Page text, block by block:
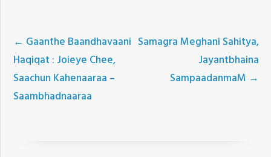
← Gaanthe Baandhavaani
Haqiqat : Joieye Chee,
Saachun Kahenaaraa –
Saambhadnaaraa
Samagra Meghani Sahitya,
Jayantbhaina
SampaadanmaM →